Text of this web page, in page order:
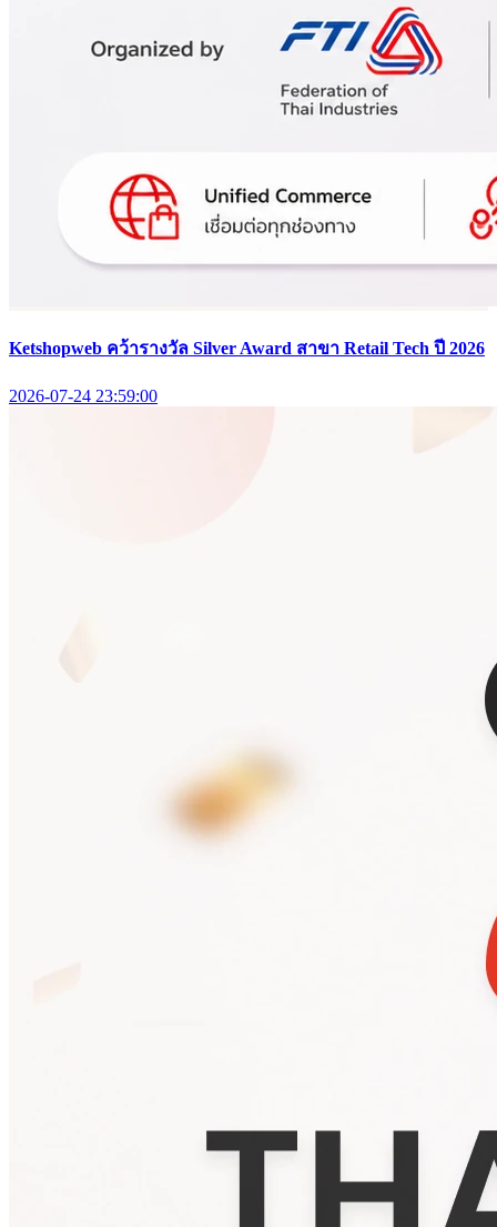
Ketshopweb คว้ารางวัล Silver Award สาขา Retail Tech ปี 2026
2026-07-24 23:59:00